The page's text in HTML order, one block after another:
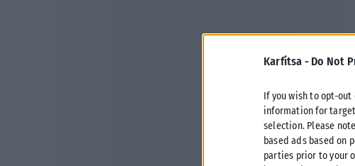
Karfitsa - Do Not
If you wish to opt-
information for
selection. Please
based ads based
parties prior to your